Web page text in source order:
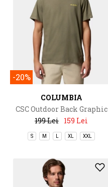
-20%
COLUMBIA
CSC Outdoor Back Graphic
Tee
199 Lei 159 Lei
S M XL XXL